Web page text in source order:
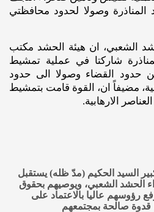
المناذرة وصولا لحدود محافظتي
الشعبي، ان هيئة الحشد مكتب
شاركتا في عملية تمشيط
حدود القضاء وصولا الى حدود
مضيفاً ان، القوة قامت بتمشيط
الارهابية.
السيد الحكيم (مدّ ظله) يستقبل
الحشد الشعبي، ويوصيهم بحقوق
رؤوسهم عاليا بالاعتماد على
قدوة صالحة بمجتمعهم